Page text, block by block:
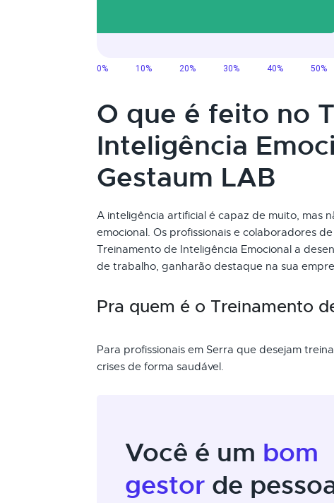
O que é feito no
Inteligência
Gestaum LAB
A inteligência artificial é capaz de muito, mas
emocional. Os profissionais e colaboradores
Treinamento de Inteligência Emocional a
de trabalho, ganharão destaque na sua
Pra quem é o Treinamento
Para profissionais em Serra que desejam
crises de forma saudável.
Você é um bom
gestor de